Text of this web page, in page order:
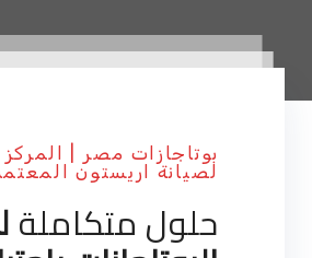
بوتاجازات مصر |
لصيانة اريستون
حلول متكاملة